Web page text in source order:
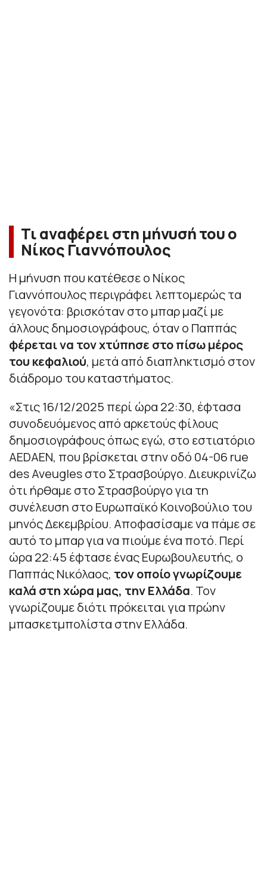
Τι αναφέρει στη μήνυσή του ο
Νίκος Γιαννόπουλος
Η μήνυση που κατέθεσε ο Νίκος
Γιαννόπουλος περιγράφει λεπτομερώς τα
γεγονότα: βρισκόταν στο μπαρ μαζί με
άλλους δημοσιογράφους, όταν ο Παππάς
φέρεται να τον χτύπησε στο πίσω μέρος
του κεφαλιού, μετά από διαπληκτισμό στον
διάδρομο του καταστήματος.
«Στις 16/12/2025 περί ώρα 22:30, έφτασα
συνοδευόμενος από αρκετούς φίλους
δημοσιογράφους όπως εγώ, στο εστιατόριο
AEDAEN, που βρίσκεται στην οδό 04-06 rue
des Aveugles στο Στρασβούργο. Διευκρινίζω
ότι ήρθαμε στο Στρασβούργο για τη
συνέλευση στο Ευρωπαϊκό Κοινοβούλιο του
μηνός Δεκεμβρίου. Αποφασίσαμε να πάμε σε
αυτό το μπαρ για να πιούμε ένα ποτό. Περί
ώρα 22:45 έφτασε ένας Ευρωβουλευτής, ο
Παππάς Νικόλαος, τον οποίο γνωρίζουμε
καλά στη χώρα μας, την Ελλάδα. Τον
γνωρίζουμε διότι πρόκειται για πρώην
μπασκετμπολίστα στην Ελλάδα.